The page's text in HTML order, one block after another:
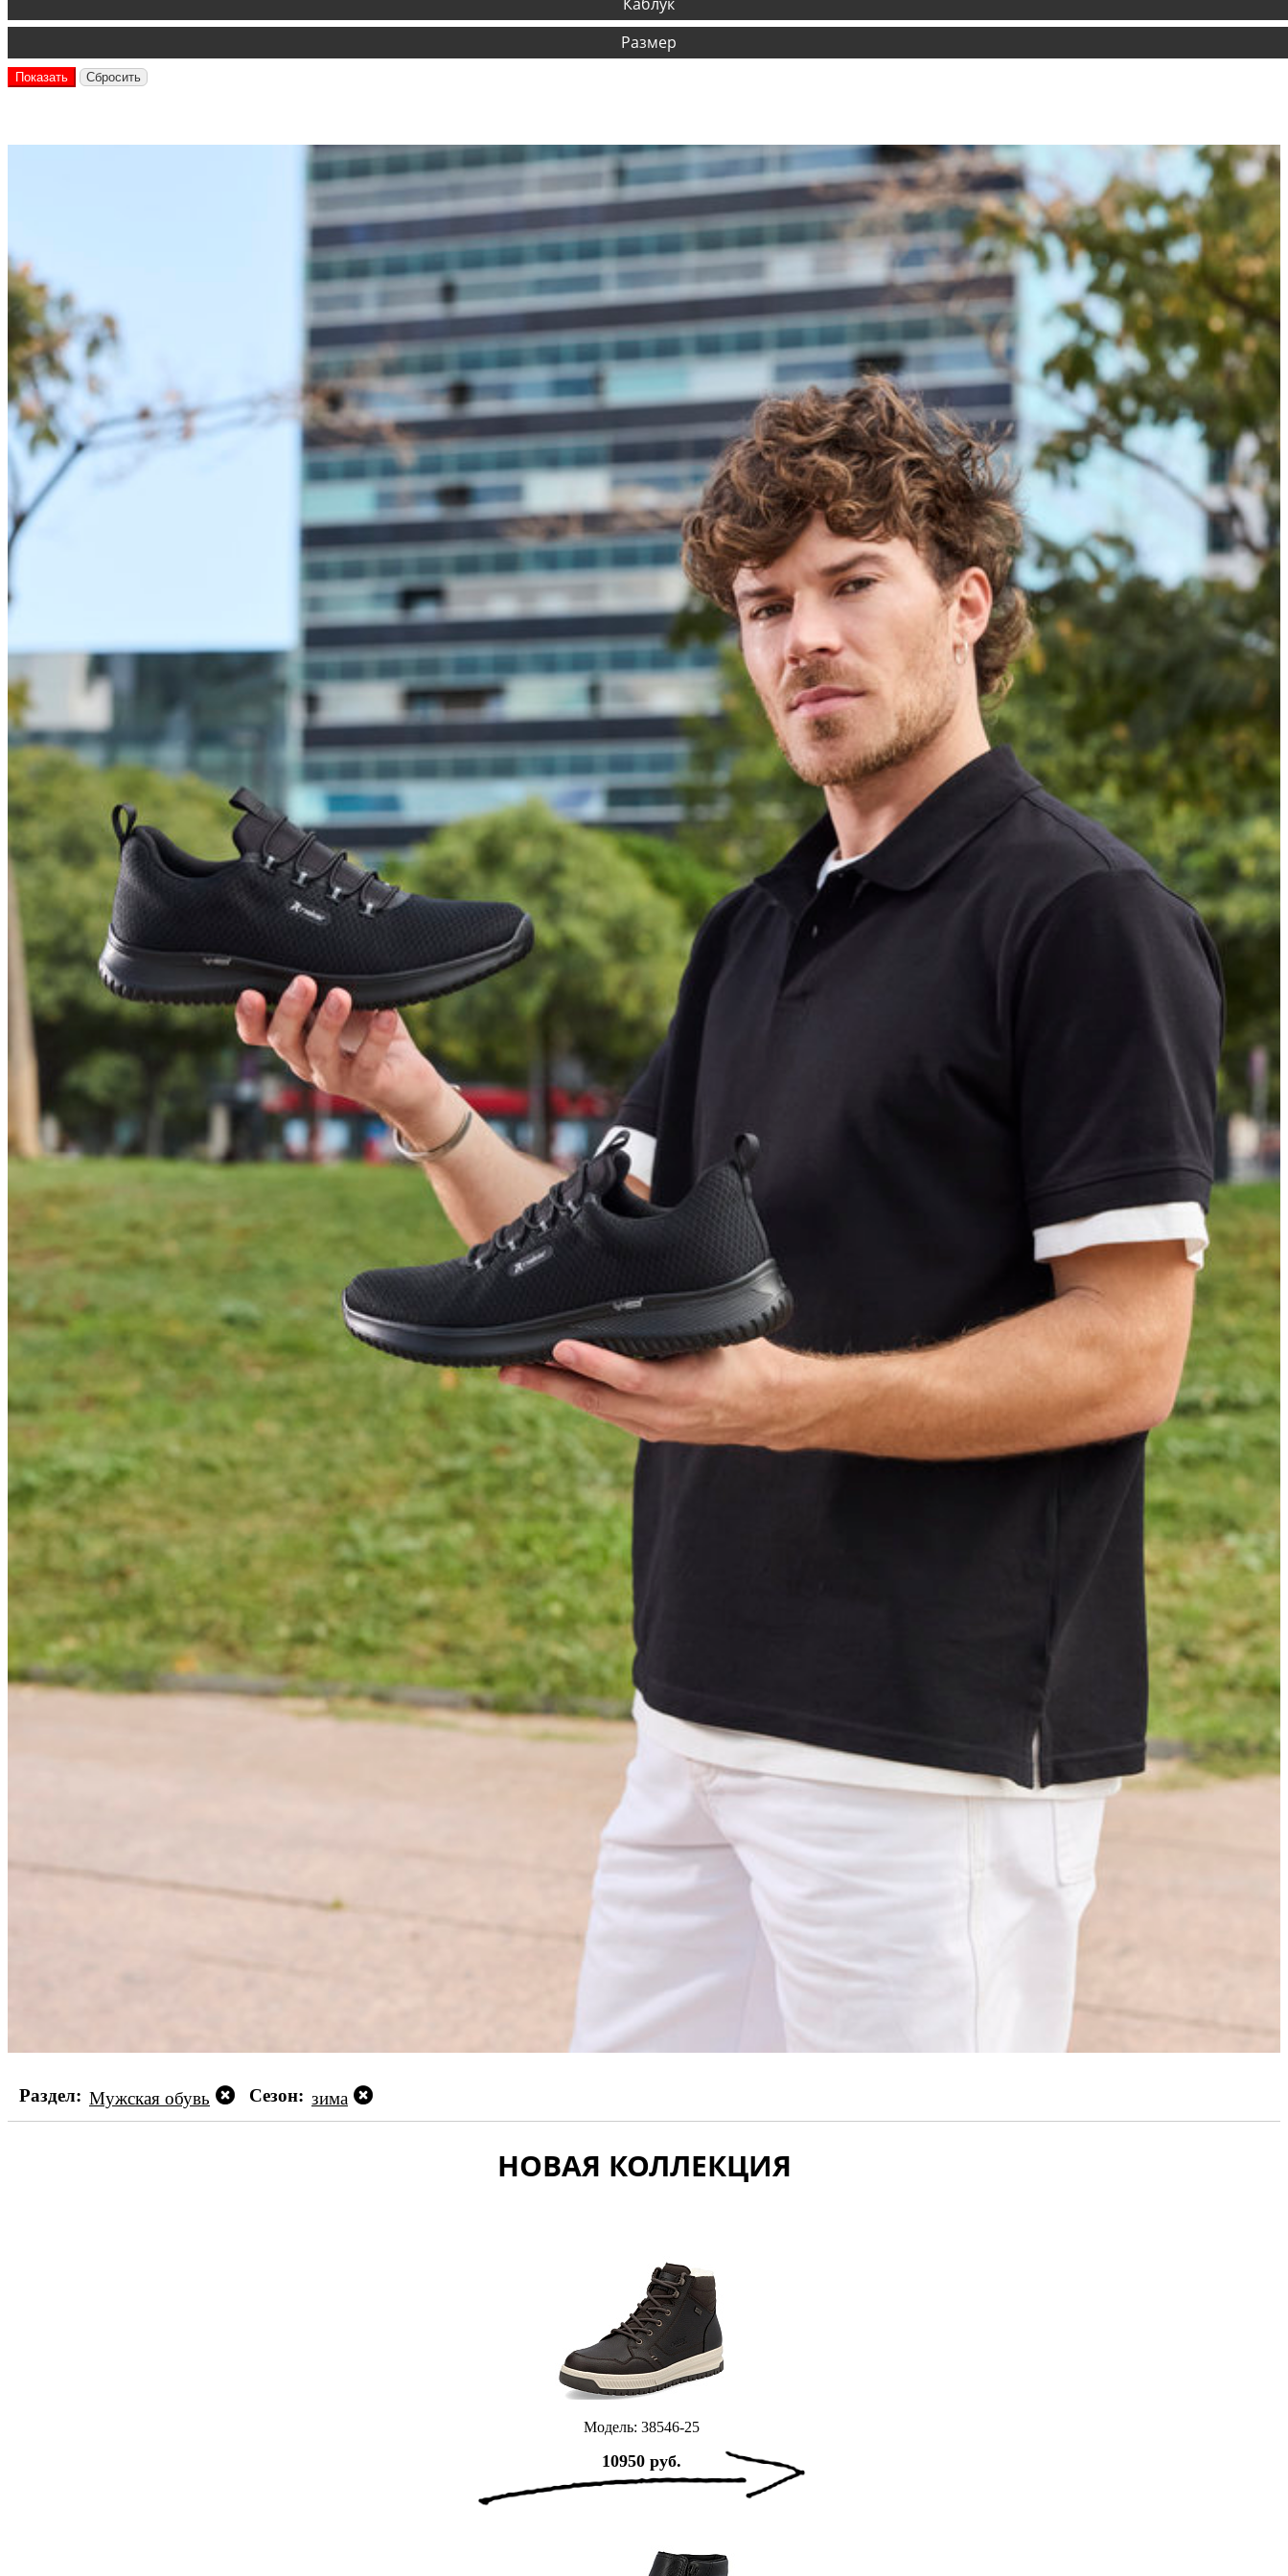
Размер
Раздел: Мужская обувь Сезон: зима
НОВАЯ КОЛЛЕКЦИЯ
Модель: 38546-25
10950 руб.